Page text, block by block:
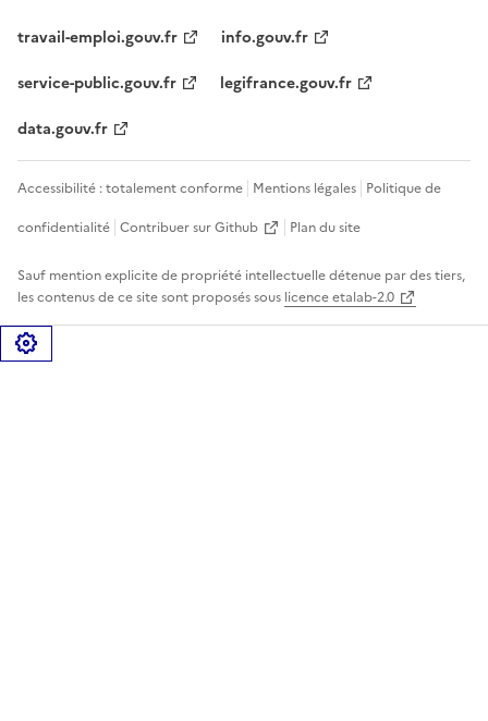
travail-emploi.gouv.fr
info.gouv.fr
service-public.gouv.fr
legifrance.gouv.fr
data.gouv.fr
Accessibilité : totalement conforme Mentions légales Politique de
confidentialité Contribuer sur Github Plan du site
Sauf mention explicite de propriété intellectuelle détenue par des tiers,
les contenus de ce site sont proposés sous licence etalab-2.0
Gérer les cookies